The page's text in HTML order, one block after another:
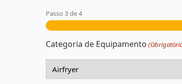
Passo 3de4
Categoria de Equipamento